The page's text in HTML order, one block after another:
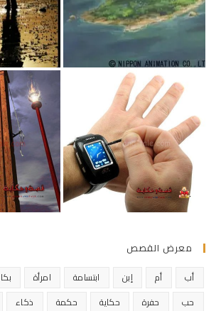
معرض القصص
أب أم إبن ابتسامة امرأة
حب
حفرة حكاية حكمة ذكاء